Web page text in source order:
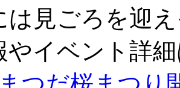
は見ごろを迎
やイベント詳